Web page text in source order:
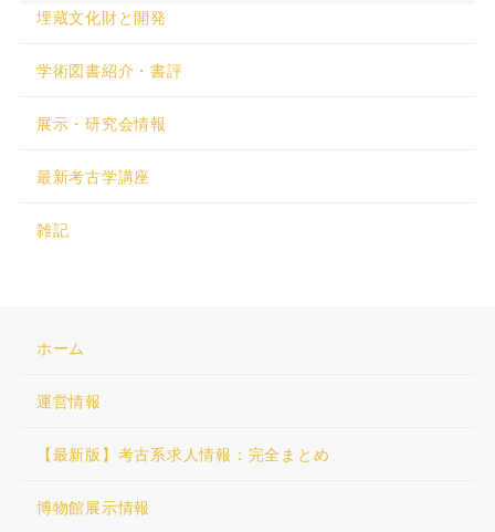
埋蔵文化財と開発
学術図書紹介・書評
展示・研究会情報
最新考古学講座
雑記
ホーム
運営情報
【最新版】考古系求人情報：完全まとめ
博物館展示情報